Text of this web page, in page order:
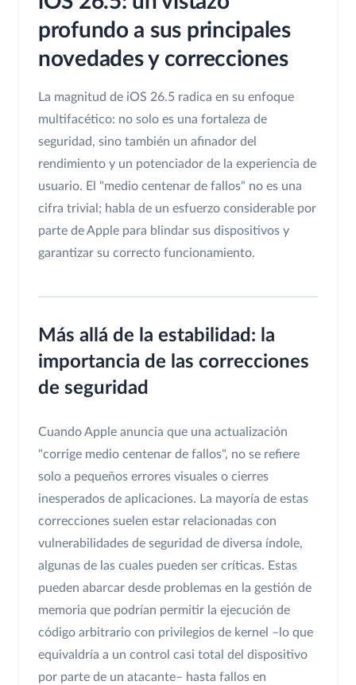
profundo a sus principales
novedades y correcciones
La magnitud de iOS 26.5 radica en su enfoque
multifacético: no solo es una fortaleza de
seguridad, sino también un afinador del
rendimiento y un potenciador de la experiencia de
usuario. El "medio centenar de fallos" no es una
cifra trivial; habla de un esfuerzo considerable por
parte de Apple para blindar sus dispositivos y
garantizar su correcto funcionamiento.
Más allá de la estabilidad: la
importancia de las correcciones
de seguridad
Cuando Apple anuncia que una actualización
"corrige medio centenar de fallos", no se refiere
solo a pequeños errores visuales o cierres
inesperados de aplicaciones. La mayoría de estas
correcciones suelen estar relacionadas con
vulnerabilidades de seguridad de diversa índole,
algunas de las cuales pueden ser críticas. Estas
pueden abarcar desde problemas en la gestión de
memoria que podrían permitir la ejecución de
código arbitrario con privilegios de kernel –lo que
equivaldría a un control casi total del dispositivo
por parte de un atacante– hasta fallos en